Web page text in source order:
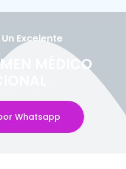
Excelente
MÉDICO
Whatsapp